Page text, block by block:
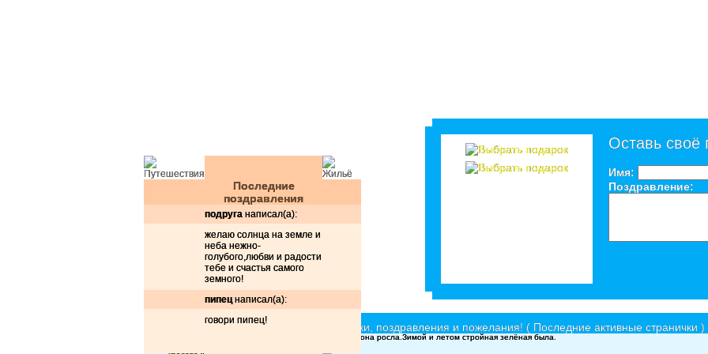
Последние
поздравления
подруга написал(а):
желаю солнца на земле и
неба нежно-
голубого,любви и радости
тебе и счастья самого
земного!
пипецнаписал(а):
говори пипец!
Оставь своё
Имя:
Поздравление:
Ёлочки красавицы - принимают подарки, поздравления и пожелания! ( Последние активные странички )
В лесу родилась ёлочка в лесу она росла.Зимой и летом стройная зелёная была.